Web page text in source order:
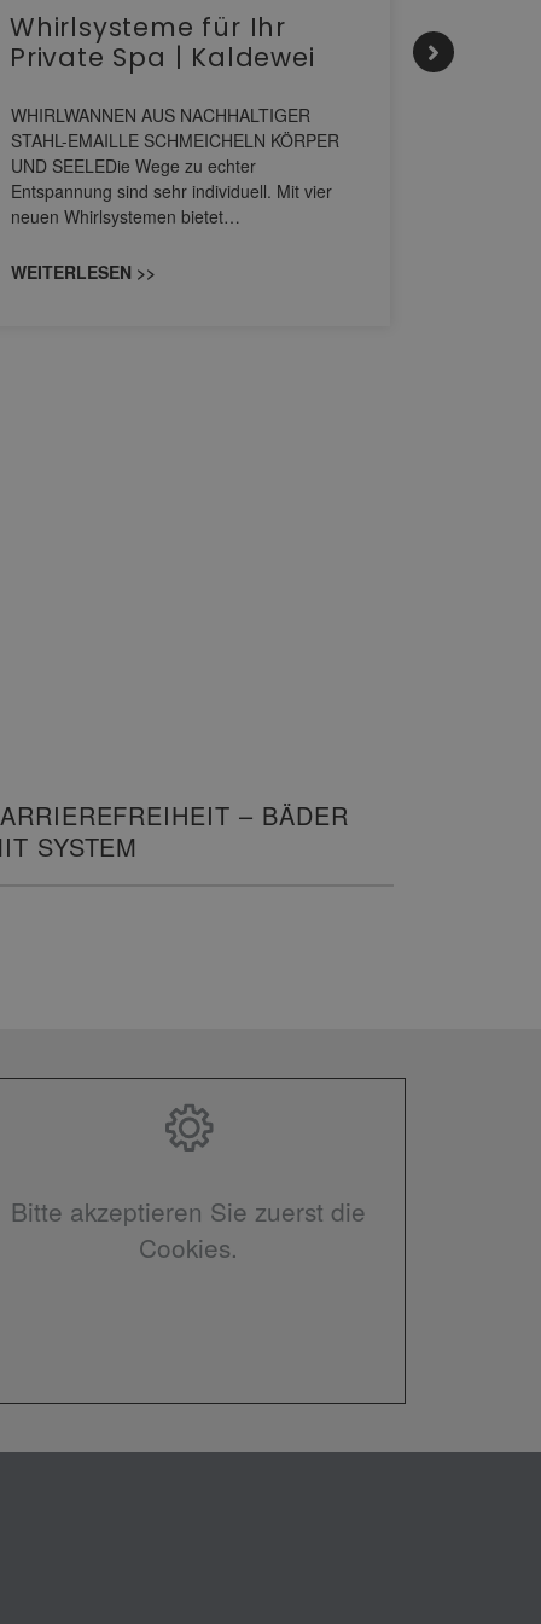
Whirlsysteme für Ihr
Private Spa | Kaldewei
WHIRLWANNEN AUS NACHHALTIGER
STAHL-EMAILLE SCHMEICHELN KÖRPER
UND SEELEDie Wege zu echter
Entspannung sind sehr individuell. Mit vier
neuen Whirlsystemen bietet…
WEITERLESEN >>
Bitte akzeptieren Sie zuerst die
Cookies.